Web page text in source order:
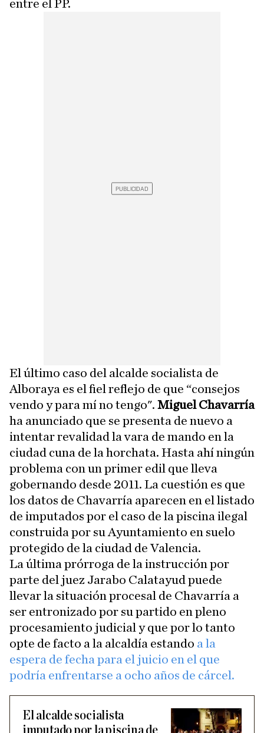
entre el PP.
El último caso del alcalde socialista de
Alboraya es el fiel reflejo de que “consejos
vendo y para mí no tengo". Miguel Chavarría
ha anunciado que se presenta de nuevo a
intentar revalidad la vara de mando en la
ciudad cuna de la horchata. Hasta ahí ningún
problema con un primer edil que lleva
gobernando desde 2011. La cuestión es que
los datos de Chavarría aparecen en el listado
de imputados por el caso de la piscina ilegal
construida por su Ayuntamiento en suelo
protegido de la ciudad de Valencia.
La última prórroga de la instrucción por
parte del juez Jarabo Calatayud puede
llevar la situación procesal de Chavarría a
ser entronizado por su partido en pleno
procesamiento judicial y que por lo tanto
opte de facto a la alcaldía estando a la
espera de fecha para el juicio en el que
podría enfrentarse a ocho años de cárcel.
El alcalde socialista